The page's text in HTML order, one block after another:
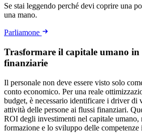
Se stai leggendo perché devi coprire una
una mano.
Parliamone
Trasformare il capitale umano in
finanziarie
Il personale non deve essere visto solo
conto economico. Per una reale
budget, è necessario identificare i driver di
attività delle persone ai flussi finanziari.
ROI degli investimenti nel capitale umano,
formazione e lo sviluppo delle competenze